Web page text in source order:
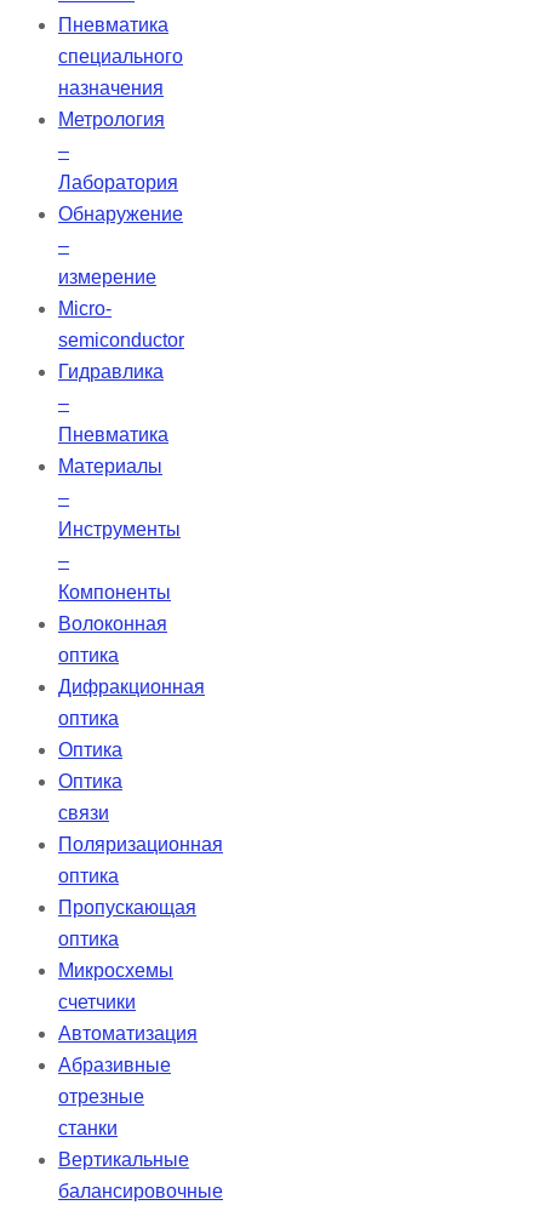
Пневматика
специального
назначения
Метрология
–
Лаборатория
Обнаружение
–
измерение
Micro-
semiconductor
Гидравлика
–
Пневматика
Материалы
–
Инструменты
–
Компоненты
Волоконная
оптика
Дифракционная
оптика
Оптика
Оптика
связи
Поляризационная
оптика
Пропускающая
оптика
Микросхемы
счетчики
Автоматизация
Абразивные
отрезные
станки
Вертикальные
балансировочные